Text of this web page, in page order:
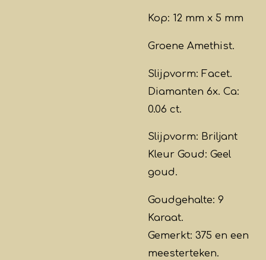
Kop: 12 mm x 5 mm
Groene Amethist.
Slijpvorm: Facet.
Diamanten 6x. Ca:
0.06 ct.
Slijpvorm: Briljant
Kleur Goud: Geel
goud.
Goudgehalte: 9
Karaat.
Gemerkt: 375 en een
meesterteken.